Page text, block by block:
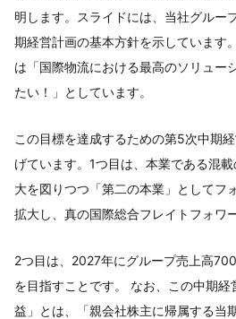
明します。スライドには、当社グルー
期経営計画の基本方針を示しています
は「国際物流における最高のソリュー
たい！」としています。
この目標を達成するための第5次中期
げています。1つ目は、本業である混
大を図りつつ「第二の本業」としてフ
拡大し、真の国際総合フレイトフォワ
2つ目は、2027年にグループ売上高
を目指すことです。 なお、この中期経
益」とは、「親会社株主に帰属する当